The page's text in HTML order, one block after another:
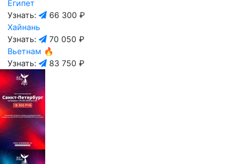
Египет
Узнать:
66 300 ₽
Хайнань
Узнать:
70 050 ₽
Вьетнам 🔥
Узнать:
83 750 ₽